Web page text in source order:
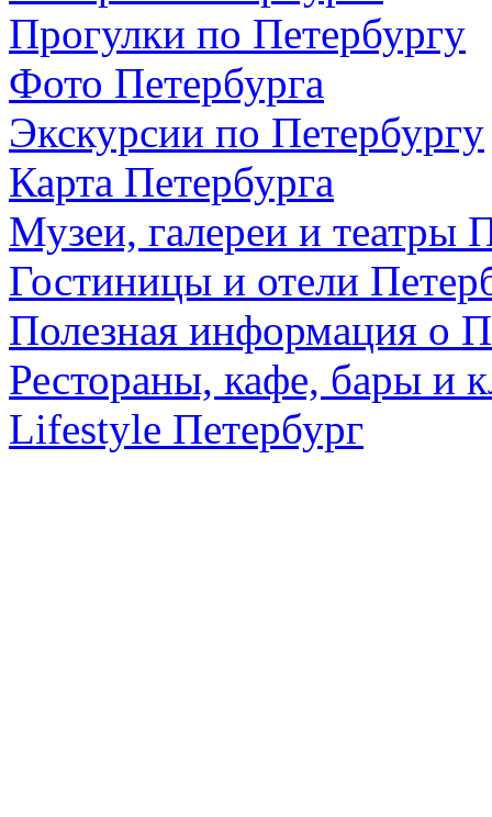
Прогулки по Петербургу
Фото Петербурга
Экскурсии по Петербургу
Карта Петербурга
Музеи, галереи и театры
Гостиницы и отели
Полезная информация о
Рестораны, кафе, бары и
Lifestyle Петербург